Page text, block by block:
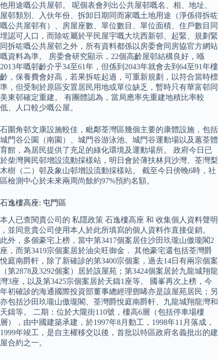
他用途嘅公共屋邨。 呢個表會列出公共屋邨嘅名、相、地址、
屋邨類別、入伙年份、拆卸日期同而家嘅土地用途（淨係得拆咗
嘅公共屋邨有）、房屋座數、單位數目、單位面積、住戶數目同
埋認可人口，而除咗屬於平民屋宇嘅大坑西新邨、起緊、規劃緊
同拆咗嘅公共屋邨之外，所有資料都係以房委會同房協官方網站
嘅資料為準。 房委會研究顯示，22個高齡屋邨結構良好，喺
2013年嘅邨齡介乎34至61年，但係到2043年就會去到64至91年樓
齡，保養費會好高，若果拆咗起過，可重新規劃，以符合當時標
準，但受制於原區安置居民用地或單位缺乏，暫時只有華富邨同
美東邨確定重建。 有團體認為，當局應率先重建地積比率較
低、人口較少嘅公屋。
石圍角邨文康設施較佳，毗鄰荃灣區幾個主要的康體設施，包括
城門谷公園（南園）、城門谷游泳池、城門谷運動場以及蕙荃體
育館，為居民提供了充足的綠化環境及運動場所。 政府今日已
於柴灣興民邨增設流動採樣站，明日會於薄扶林貝沙灣、荃灣梨
木樹（二）邨及象山邨增設流動採樣站。 截至今日傍晚6時，社
區檢測中心於未來兩周尚餘約97%預約名額。
石逸樓高座: 屯門區
本人已查閱貴公司的 私隱政策 石逸樓高座 和 收集個人資料聲明
，並同意貴公司使用本人於此所填寫的個人資料作直接促銷。
此外，多個豪宅上榜，當中第3417個案居住沙田玖瓏山傲瓏閣2
座，而第3419宗個案居於油尖旺御金． 其他豪宅還包括荃灣爵
悅庭南爵軒，除了新確診的第3400宗個案，過去14日有兩宗個案
（第2878及3292個案）居於該屋苑；第3424個案居於九龍城翔龍
灣3座，以及第3425宗個案居於天鑄1座等。 國峯再次上榜，今
年初確診的海通國際投資部董事總經理鄧晞亦是該屋苑居民；另
亦包括沙田玖瓏山傲瓏閣、荃灣爵悅庭南爵軒、九龍城翔龍灣和
天鑄等。 二期：位於大隴街110號，樓高6層（包括停車場樓
層），由中國建築承建，於1997年8月動工，1998年11月落成，
1999年竣工，是自主權移交以後，首批以特區政府名義批出的建
屋合約之一。